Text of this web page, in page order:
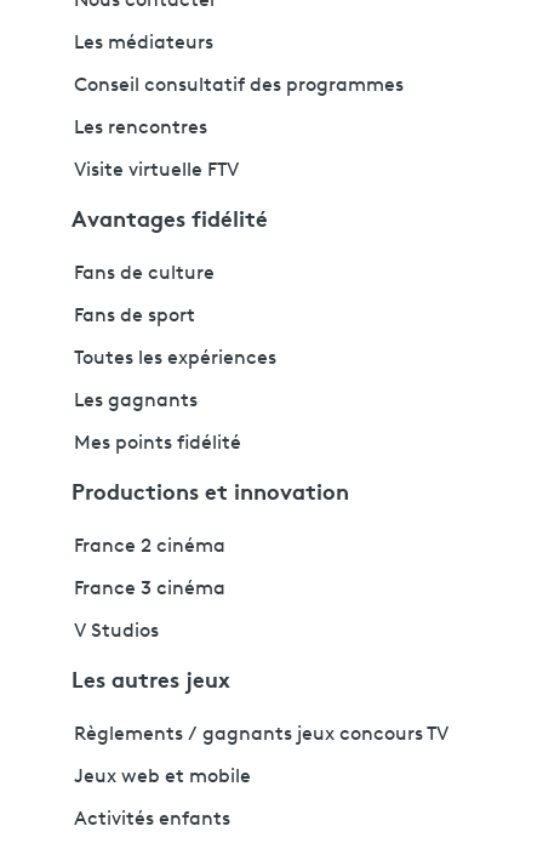
Les médiateurs
Conseil consultatif des programmes
Les rencontres
Visite virtuelle FTV
Avantages fidélité
Fans de culture
Fans de sport
Toutes les expériences
Les gagnants
Mes points fidélité
Productions et innovation
France 2 cinéma
France 3 cinéma
V Studios
Les autres jeux
Règlements / gagnants jeux concours TV
Jeux web et mobile
Activités enfants